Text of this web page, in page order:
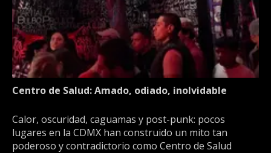
Centro de Salud: Amado, odiado, inolvidable
Calor, oscuridad, caguamas y post-punk: pocos
lugares en la CDMX han construido un mito tan
poderoso y contradictorio como Centro de Salud